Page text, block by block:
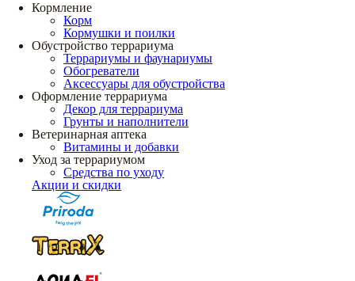
Кормление
Корм
Кормушки и поилки
Обустройство террариума
Террариумы и фаунариумы
Обогреватели
Аксессуары для обустройства
Оформление террариума
Декор для террариума
Грунты и наполнители
Ветеринарная аптека
Витамины и добавки
Уход за террариумом
Средства по уходу
Акции и скидки